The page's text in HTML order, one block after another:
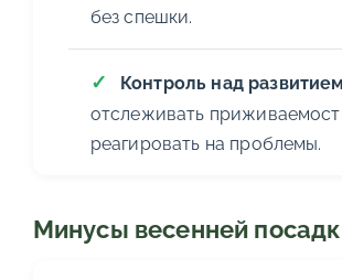
без спешки.
Контроль над
отслеживать
реагировать на проблемы.
Минусы весенней